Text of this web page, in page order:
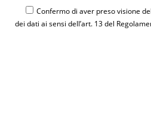
Confermo di aver preso visione
dei dati ai sensi dell’art. 13 del